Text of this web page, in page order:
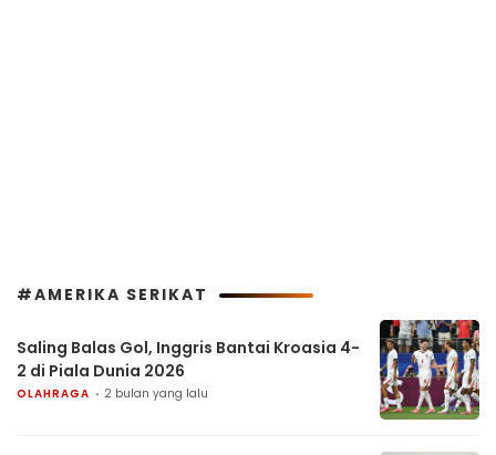
#AMERIKA SERIKAT
Saling Balas Gol, Inggris Bantai Kroasia 4-
2 di Piala Dunia 2026
OLAHRAGA 2 bulan yang lalu